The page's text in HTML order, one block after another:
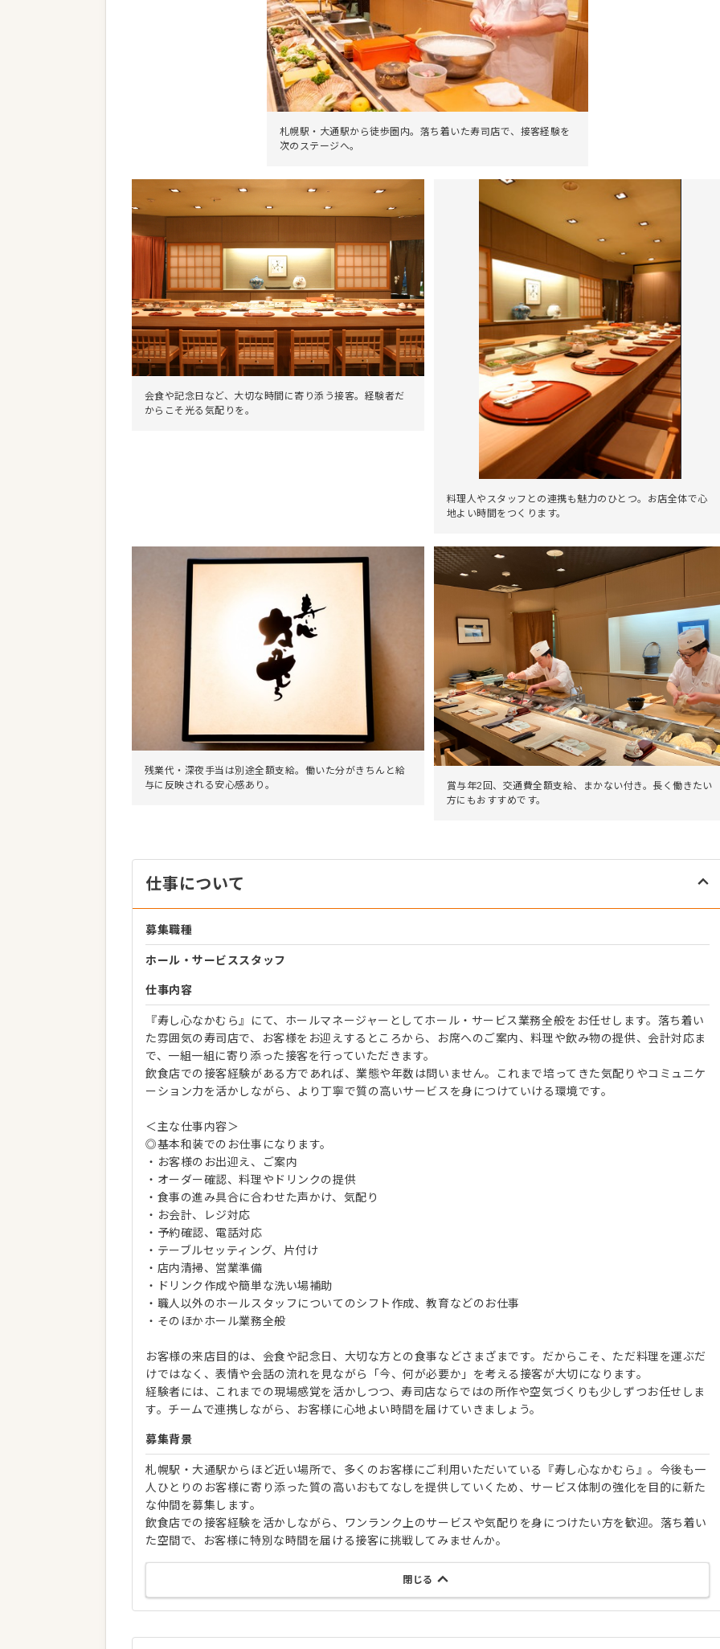
札幌駅・大通駅から徒歩圏内。落ち着いた寿司店で、接客経験を
次のステージへ。
会食や記念日など、大切な時間に寄り添う接客。経験者だ
からこそ光る気配りを。
料理人やスタッフとの連携も魅力のひとつ。お店全体で心
地よい時間をつくります。
残業代・深夜手当は別途全額支給。働いた分がきちんと給
与に反映される安心感あり。
賞与年2回、交通費全額支給、まかない付き。長く働きたい
方にもおすすめです。
仕事について
募集職種
ホール・サービススタッフ
仕事内容
『寿し心なかむら』にて、ホールマネージャーとしてホール・サービス業務全般をお任せします。落ち着い
た雰囲気の寿司店で、お客様をお迎えするところから、お席へのご案内、料理や飲み物の提供、会計対応ま
で、一組一組に寄り添った接客を行っていただきます。
飲食店での接客経験がある方であれば、業態や年数は問いません。これまで培ってきた気配りやコミュニケ
ーション力を活かしながら、より丁寧で質の高いサービスを身につけていける環境です。
＜主な仕事内容＞
◎基本和装でのお仕事になります。
・お客様のお出迎え、ご案内
・オーダー確認、料理やドリンクの提供
・食事の進み具合に合わせた声かけ、気配り
・お会計、レジ対応
・予約確認、電話対応
・テーブルセッティング、片付け
・店内清掃、営業準備
・ドリンク作成や簡単な洗い場補助
・職人以外のホールスタッフについてのシフト作成、教育などのお仕事
・そのほかホール業務全般
お客様の来店目的は、会食や記念日、大切な方との食事などさまざまです。だからこそ、ただ料理を運ぶだ
けではなく、表情や会話の流れを見ながら「今、何が必要か」を考える接客が大切になります。
経験者には、これまでの現場感覚を活かしつつ、寿司店ならではの所作や空気づくりも少しずつお任せしま
す。チームで連携しながら、お客様に心地よい時間を届けていきましょう。
募集背景
札幌駅・大通駅からほど近い場所で、多くのお客様にご利用いただいている『寿し心なかむら』。今後も一
人ひとりのお客様に寄り添った質の高いおもてなしを提供していくため、サービス体制の強化を目的に新た
な仲間を募集します。
飲食店での接客経験を活かしながら、ワンランク上のサービスや気配りを身につけたい方を歓迎。落ち着い
た空間で、お客様に特別な時間を届ける接客に挑戦してみませんか。
閉じる